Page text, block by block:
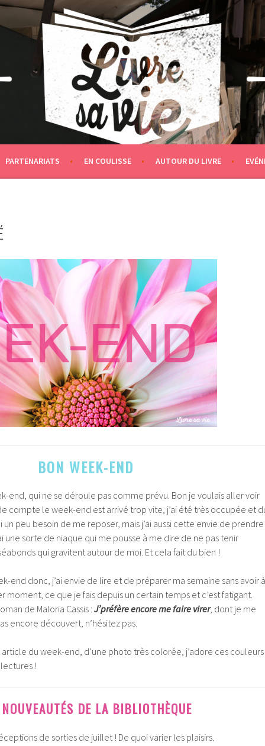
PARTENARIATS EN COULISSE AUTOUR DU LIVRE
BON WEEK-END
end, qui ne se déroule pas comme prévu. Bon je voulais aller voir
compte le week-end est arrivé trop vite, j’ai été très occupée et
un peu besoin de me reposer, mais j’ai aussi cette envie de prendre
une sorte de niaque qui me pousse à me dire de ne pas tenir
qui gravitent autour de moi. Et cela fait du bien !
end donc, j’ai envie de lire et de préparer ma semaine sans avoir à
moment, ce que je fais depuis un certain temps et c’est fatigant.
de Maloria Cassis : J’préfère encore me faire virer, dont je me
encore découvert, n’hésitez pas.
du week-end, d’une photo très colorée, j’adore ces
!
DE LA BIBLIOTHÈQUE
de sorties de juillet ! De quoi varier les plaisirs.